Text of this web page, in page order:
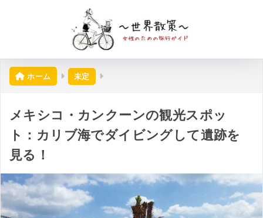
ホーム 未定
メキシコ・カンクーンの観光スポッ
ト：カリブ海でダイビングして遺跡を
見る！